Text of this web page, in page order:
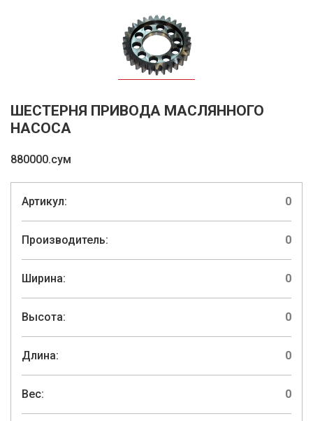
ШЕСТЕРНЯ ПРИВОДА МАСЛЯННОГО
НАСОСА
880000.сум
Артикул: 0
Производитель: 0
Ширина: 0
Высота: 0
Длина: 0
Вес: 0